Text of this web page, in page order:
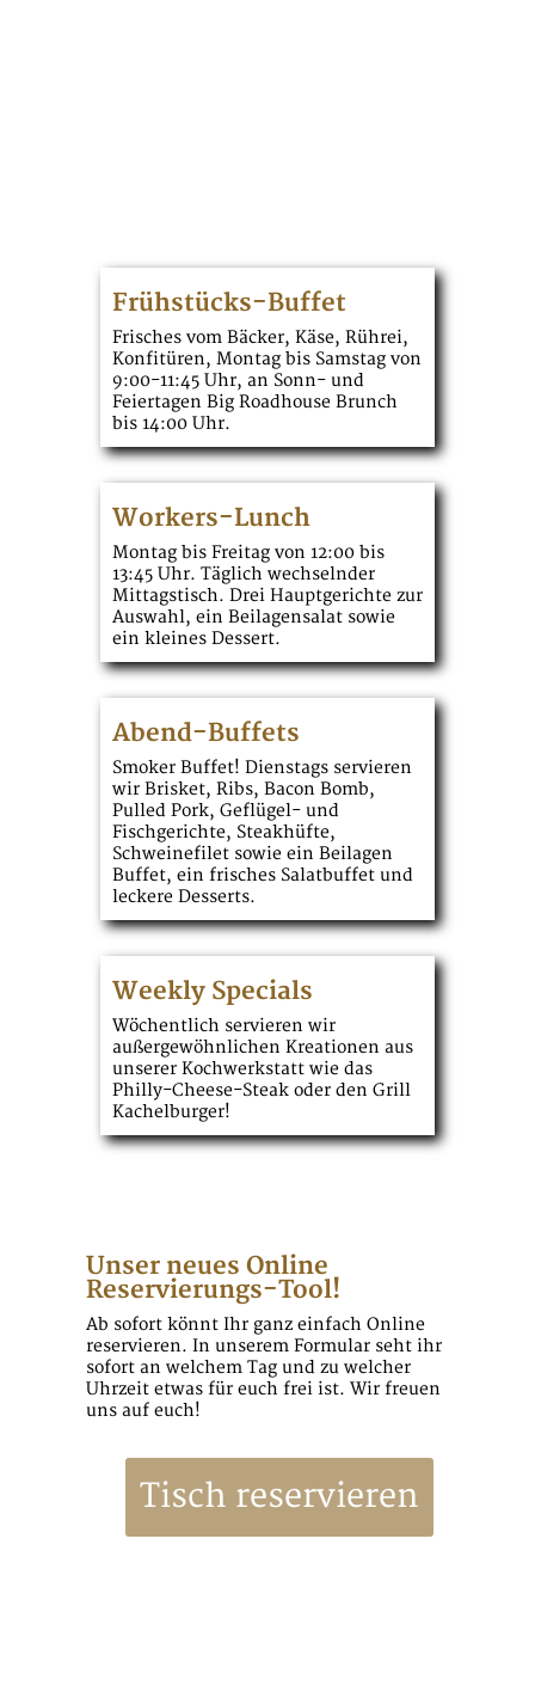
Frühstücks-Buffet
Frisches vom Bäcker, Käse, Rührei,
Konfitüren, Montag bis Samstag von
9:00-11:45 Uhr, an Sonn- und
Feiertagen Big Roadhouse Brunch
bis 14:00 Uhr.
Workers-Lunch
Montag bis Freitag von 12:00 bis
13:45 Uhr. Täglich wechselnder
Mittagstisch. Drei Hauptgerichte zur
Auswahl, ein Beilagensalat sowie
ein kleines Dessert.
Abend-Buffets
Smoker Buffet! Dienstags servieren
wir Brisket, Ribs, Bacon Bomb,
Pulled Pork, Geflügel- und
Fischgerichte, Steakhüfte,
Schweinefilet sowie ein Beilagen
Buffet, ein frisches Salatbuffet und
leckere Desserts.
Weekly Specials
Wöchentlich servieren wir
außergewöhnlichen Kreationen aus
unserer Kochwerkstatt wie das
Philly-Cheese-Steak oder den Grill
Kachelburger!
Unser neues Online
Reservierungs-Tool!
Ab sofort könnt Ihr ganz einfach Online
reservieren. In unserem Formular seht ihr
sofort an welchem Tag und zu welcher
Uhrzeit etwas für euch frei ist. Wir freuen
uns auf euch!
Tisch reservieren